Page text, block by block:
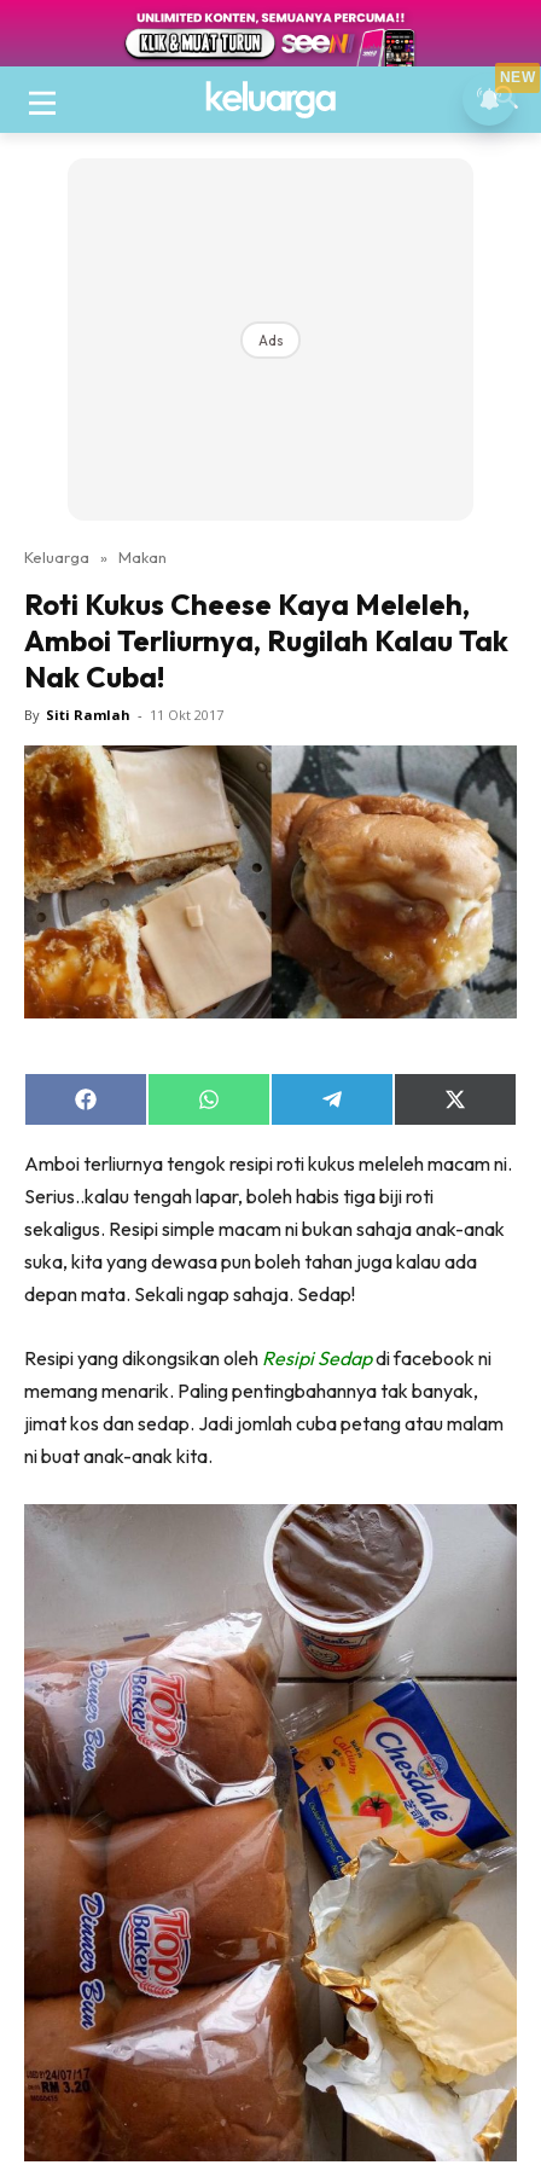
Ads
Keluarga » Makan
Roti Kukus Cheese Kaya Meleleh,
Amboi Terliurnya, Rugilah Kalau Tak
Nak Cuba!
By Siti Ramlah - 11 Okt 2017
Share
on
Share
on
Share
on
Share
on
(Twitter)
Amboi terliurnya tengok resipi roti kukus meleleh macam ni.
Serius..kalau tengah lapar, boleh habis tiga biji roti
sekaligus. Resipi simple macam ni bukan sahaja anak-anak
suka, kita yang dewasa pun boleh tahan juga kalau ada
depan mata. Sekali ngap sahaja. Sedap!
Resipi yang dikongsikan oleh Resipi Sedapdi facebook ni
memang menarik. Paling pentingbahannya tak banyak,
jimat kos dan sedap. Jadi jomlah cuba petang atau malam
ni buat anak-anak kita.
NEW